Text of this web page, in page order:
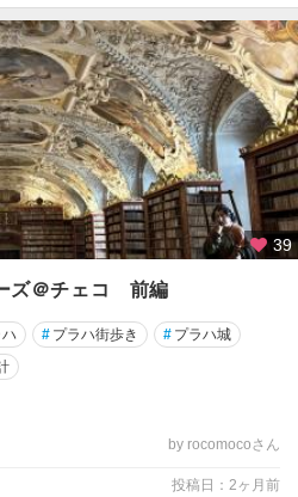
39
ズ＠チェコ 前編
ハ # プラハ街歩き # プラハ城
by rocomocoさん
投稿日：2ヶ月前